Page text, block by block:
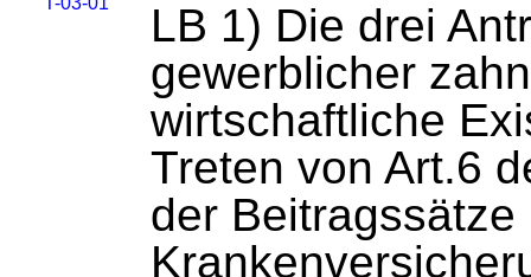
LB 1) Die drei
gewerblicher
wirtschaftliche
Treten von Art.6
der